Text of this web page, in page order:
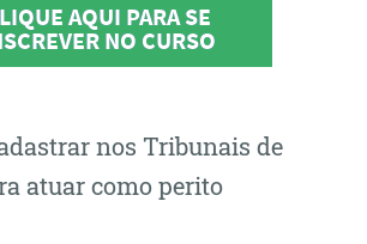
AQUI PARA SE
NO CURSO
nos Tribunais de
atuar como perito